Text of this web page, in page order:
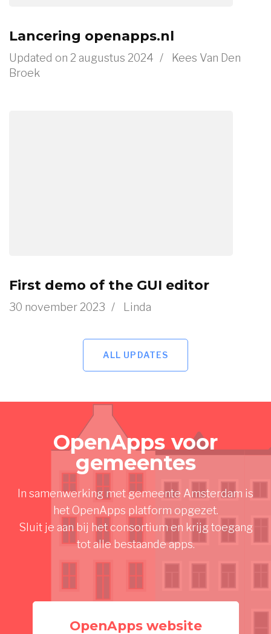
Lancering openapps.nl
Updated on 2 augustus 2024 /
Kees Van Den
Broek
First demo of the GUI editor
30 november 2023 / Linda
ALL UPDATES
OpenApps voor
gemeentes
In samenwerking met gemeente Amsterdam is
het OpenApps platform opgezet.
Sluit je aan bij het consortium en krijg toegang
tot alle bestaande apps.
OpenApps website